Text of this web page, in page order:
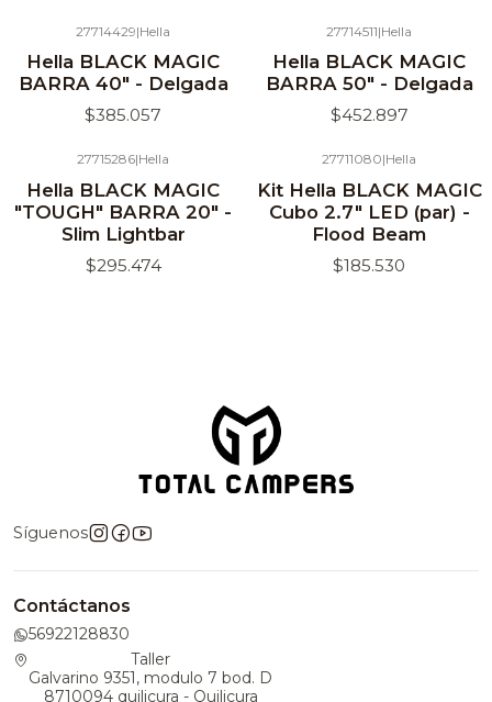
27714429|Hella
Hella BLACK MAGIC
BARRA 40" - Delgada
$385.057
27714511|Hella
Hella BLACK MAGIC
BARRA 50" - Delgada
$452.897
27715286|Hella
Hella BLACK MAGIC
"TOUGH" BARRA 20" -
Slim Lightbar
$295.474
27711080|Hella
Kit Hella BLACK MAGIC
Cubo 2.7" LED (par) -
Flood Beam
$185.530
Síguenos
Contáctanos
56922128830
Taller
Galvarino 9351, modulo 7 bod. D
8710094 quilicura - Quilicura